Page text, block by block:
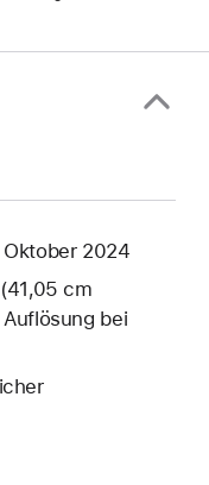
2024
cm
bei